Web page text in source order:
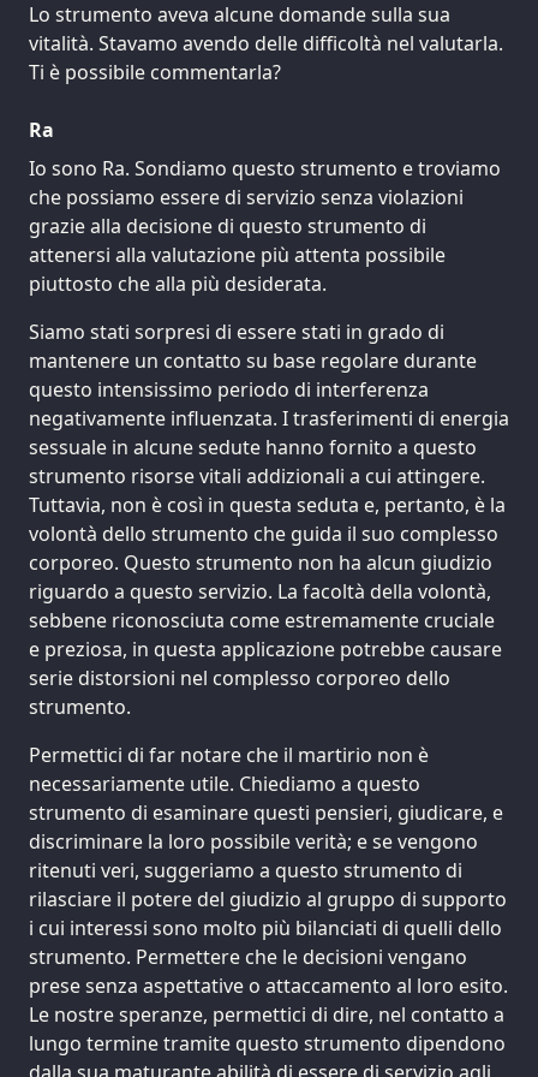
Lo strumento aveva alcune domande sulla sua
vitalità. Stavamo avendo delle difficoltà nel valutarla.
Ti è possibile commentarla?
Ra
Io sono Ra. Sondiamo questo strumento e troviamo
che possiamo essere di servizio senza violazioni
grazie alla decisione di questo strumento di
attenersi alla valutazione più attenta possibile
piuttosto che alla più desiderata.
Siamo stati sorpresi di essere stati in grado di
mantenere un contatto su base regolare durante
questo intensissimo periodo di interferenza
negativamente influenzata. I trasferimenti di energia
sessuale in alcune sedute hanno fornito a questo
strumento risorse vitali addizionali a cui attingere.
Tuttavia, non è così in questa seduta e, pertanto, è la
volontà dello strumento che guida il suo complesso
corporeo. Questo strumento non ha alcun giudizio
riguardo a questo servizio. La facoltà della volontà,
sebbene riconosciuta come estremamente cruciale
e preziosa, in questa applicazione potrebbe causare
serie distorsioni nel complesso corporeo dello
strumento.
Permettici di far notare che il martirio non è
necessariamente utile. Chiediamo a questo
strumento di esaminare questi pensieri, giudicare, e
discriminare la loro possibile verità; e se vengono
ritenuti veri, suggeriamo a questo strumento di
rilasciare il potere del giudizio al gruppo di supporto
i cui interessi sono molto più bilanciati di quelli dello
strumento. Permettere che le decisioni vengano
prese senza aspettative o attaccamento al loro esito.
Le nostre speranze, permettici di dire, nel contatto a
lungo termine tramite questo strumento dipendono